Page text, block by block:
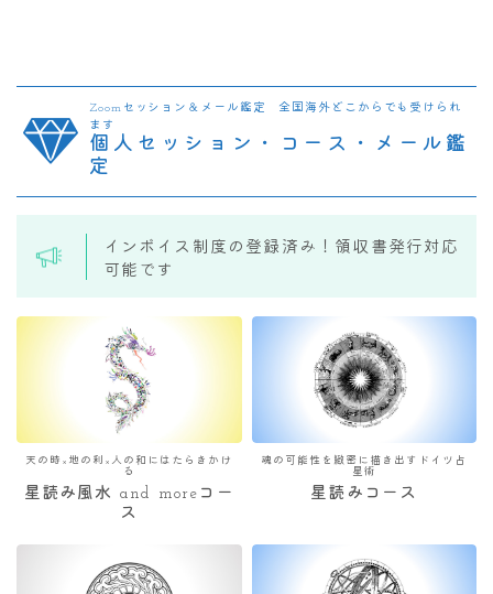
Zoomセッション＆メール鑑定 全国海外どこからでも受けられ
ます
個人セッション・コース・メール鑑
定
インボイス制度の登録済み！領収書発行対応
可能です
天の時×地の利×人の和にはたらきかけ
る
星読み風水 and moreコー
ス
魂の可能性を緻密に描き出すドイツ占
星術
星読みコース